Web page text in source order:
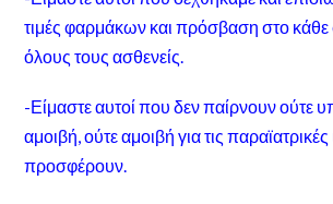
τιμές φαρμάκων και πρόσβαση στο κάθε
όλους τους ασθενείς.
-Είμαστε αυτοί που δεν παίρνουν ούτε
αμοιβή, ούτε αμοιβή για τις
προσφέρουν.